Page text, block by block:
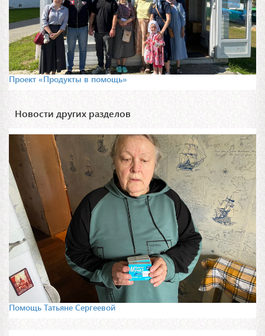
Проект «Продукты в помощь»
Новости других разделов
Помощь Татьяне Сергеевой